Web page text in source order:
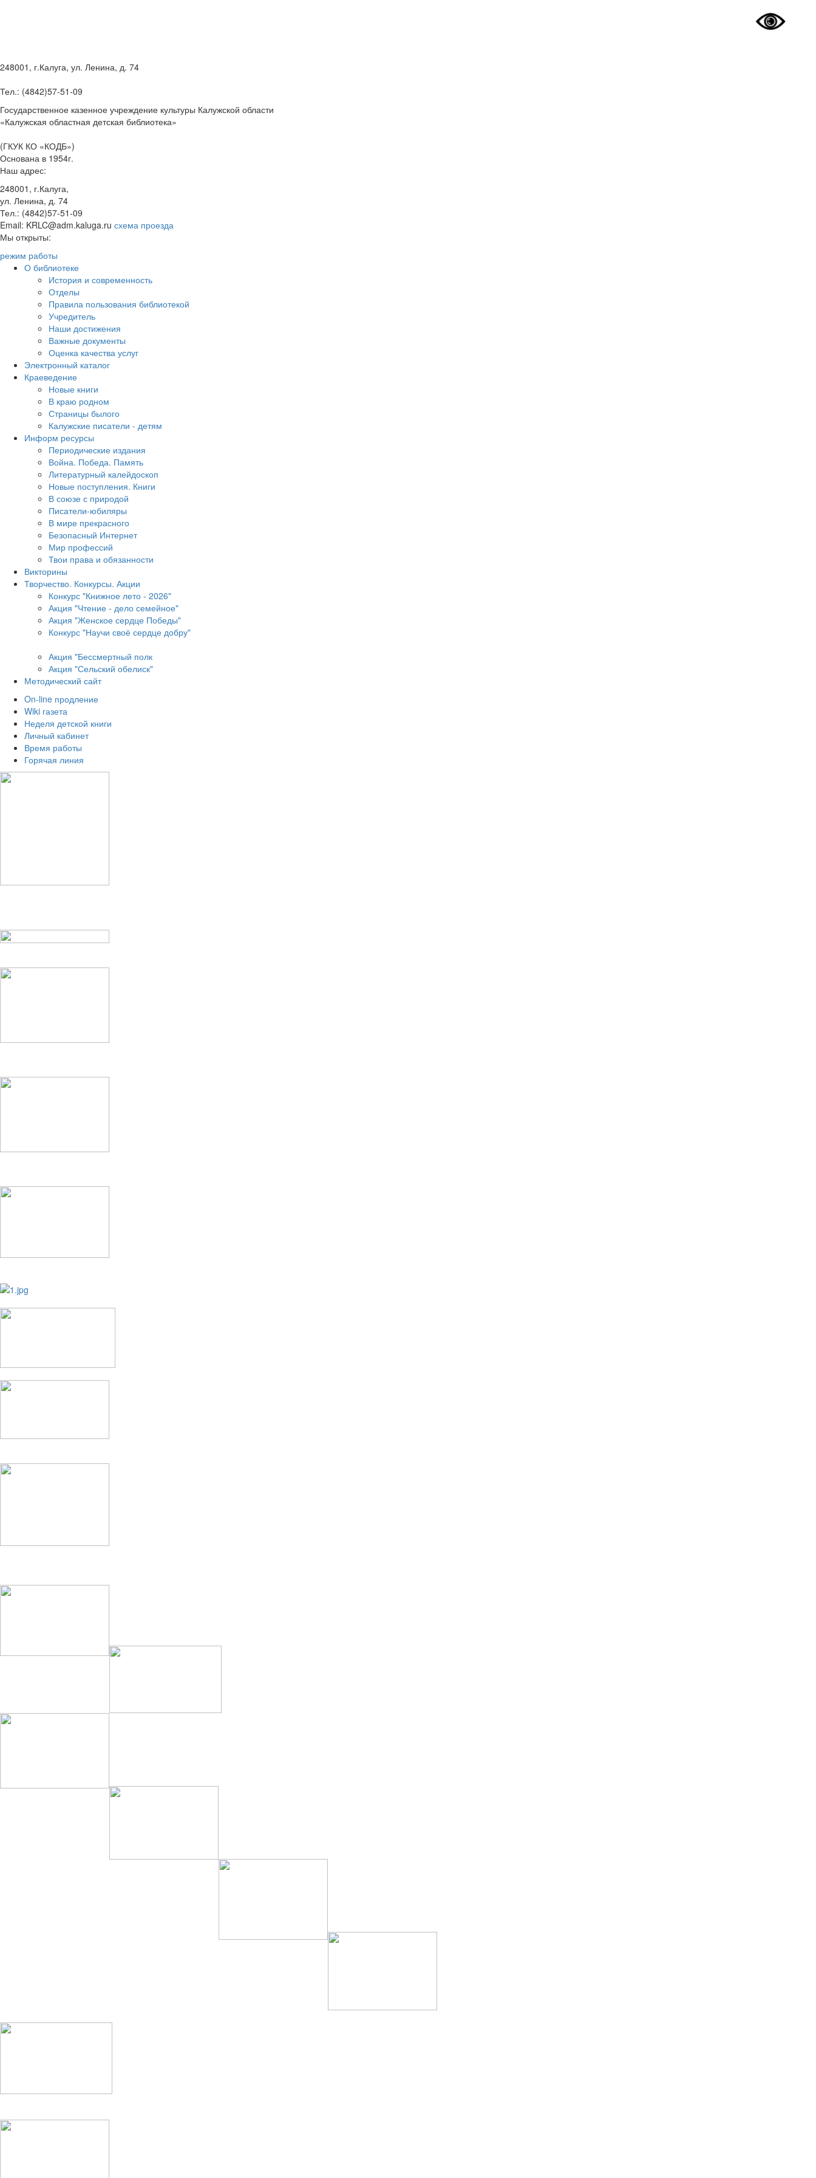
248001, г.Калуга, ул. Ленина, д. 74
Тел.: (4842)57-51-09
Государственное казенное учреждение культуры Калужской области
«Калужская областная детская библиотека»
(ГКУК КО «КОДБ»)
Основана в 1954г.
Наш адрес:
248001, г.Калуга,
ул. Ленина, д. 74
Тел.: (4842)57-51-09
Email: KRLC@adm.kaluga.ru схема проезда
Мы открыты:
режим работы
О библиотеке
История и современность
Отделы
Правила пользования библиотекой
Учредитель
Наши достижения
Важные документы
Оценка качества услуг
Электронный каталог
Краеведение
Новые книги
В краю родном
Страницы былого
Калужские писатели - детям
Информ ресурсы
Периодические издания
Война. Победа. Память
Литературный калейдоскоп
Новые поступления. Книги
В союзе с природой
Писатели-юбиляры
В мире прекрасного
Безопасный Интернет
Мир профессий
Твои права и обязанности
Викторины
Творчество. Конкурсы. Акции
Конкурс "Книжное лето - 2026"
Акция "Чтение - дело семейное"
Акция "Женское сердце Победы"
Конкурс "Научи своё сердце добру"
Акция "Бессмертный полк
Акция "Сельский обелиск"
Методический сайт
On-line продление
Wiki газета
Неделя детской книги
Личный кабинет
Время работы
Горячая линия